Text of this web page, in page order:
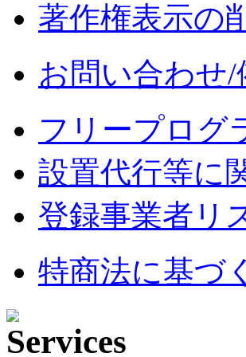
著作権表示の
お問い合わせ
フリープログ
設置代行等に
登録事業者リ
特商法に基づ